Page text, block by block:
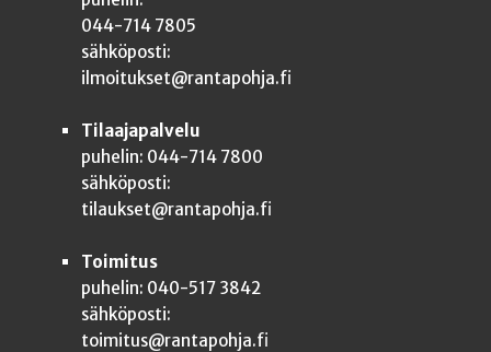
044-714 7805
sähköposti:
ilmoitukset@rantapohja.fi
Tilaajapalvelu
puhelin: 044-714 7800
sähköposti:
tilaukset@rantapohja.fi
Toimitus
puhelin: 040-517 3842
sähköposti:
toimitus@rantapohja.fi